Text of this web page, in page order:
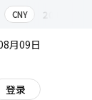
CNY 209.17
月09日
登录